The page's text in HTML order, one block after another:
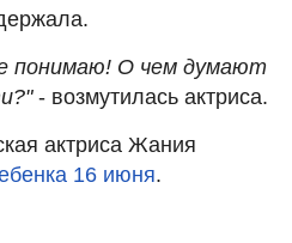
понимаю! О чем думают
- возмутилась актриса.
актриса Жания
16 июня.